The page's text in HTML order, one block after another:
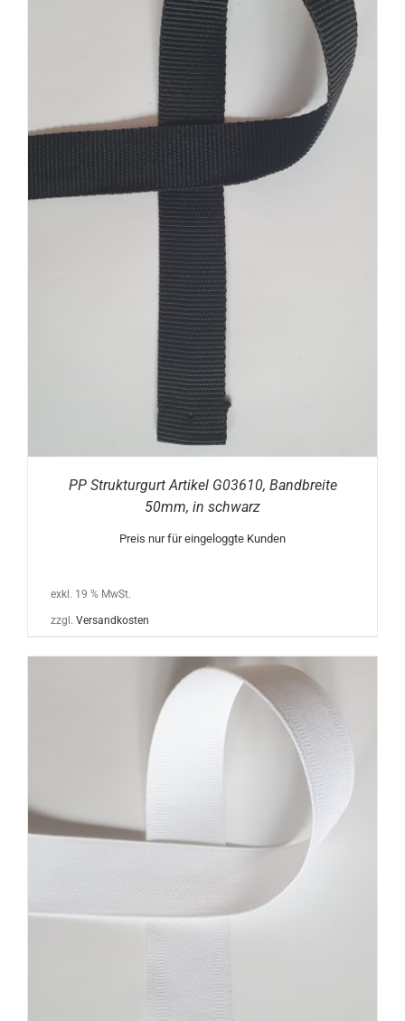
PP Strukturgurt Artikel G03610, Bandbreite
50mm, in schwarz
Preis nur für eingeloggte Kunden
exkl. 19 % MwSt.
zzgl. Versandkosten